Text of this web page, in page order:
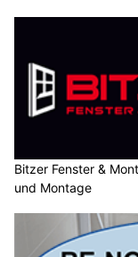
Bitzer Fenster &
und Montage